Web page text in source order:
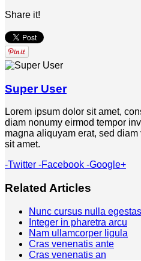
Share it!
Super User
Lorem ipsum dolor sit amet,
diam nonumy eirmod tempor
magna aliquyam erat, sed
sit amet.
-Twitter -Facebook -Google+
Related Articles
Nunc cursus nulla egestas
Integer in pharetra arcu
Nam ullamcorper ligula
Cras venenatis ante
Cras venenatis an